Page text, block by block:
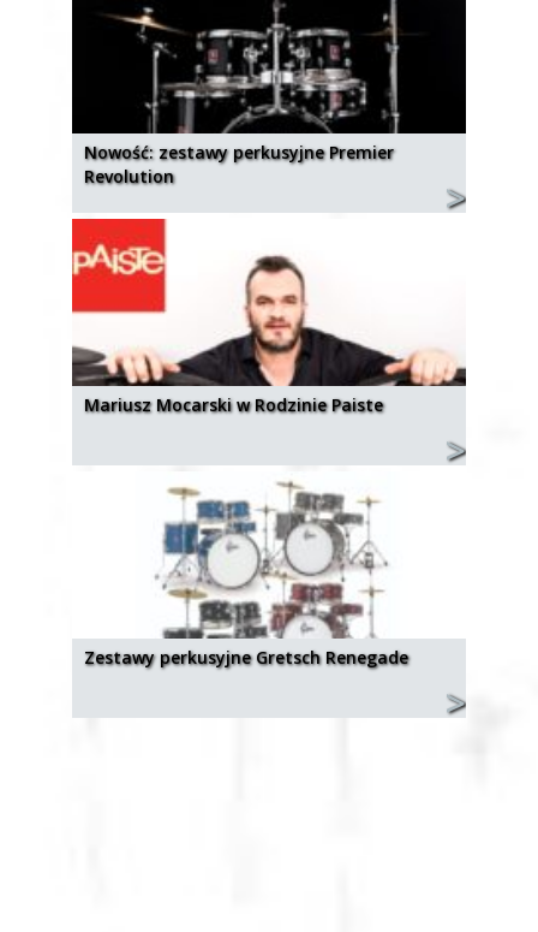
Nowość: zestawy perkusyjne Premier
Revolution
Mariusz Mocarski w Rodzinie Paiste
Zestawy perkusyjne Gretsch Renegade